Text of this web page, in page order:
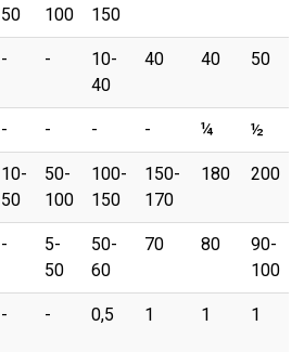
50
100
150
- -
10-
40
40 40 50
- - - - ¼ ½
10-
50
50-
100
100-
150
150-
170
180 200
-
5-
50
50-
60
70 80
90-
100
- - 0,5 1 1 1